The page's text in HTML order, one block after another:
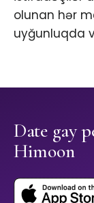
olunan hər
uyğunluqda
Date gay
Himoon